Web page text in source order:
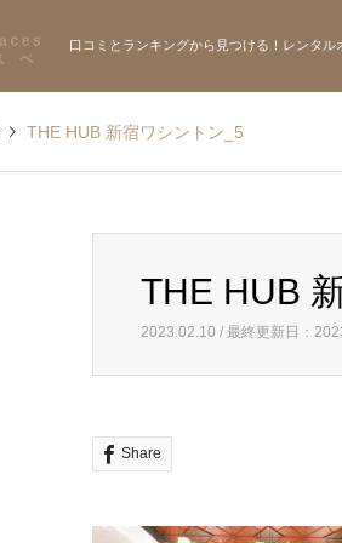
口コミとランキングから見つける！レンタル
THE HUB 新宿ワシントン_5
THE HUB
2023.02.10 / 最終更新日：
Share